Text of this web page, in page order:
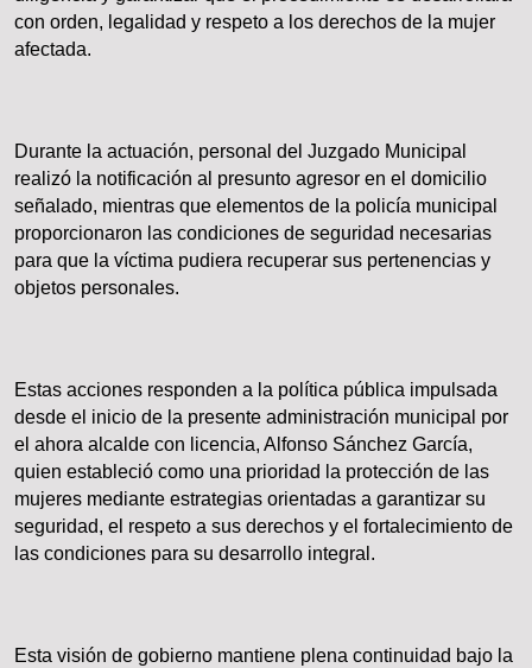
con orden, legalidad y respeto a los derechos de la mujer
afectada.
Durante la actuación, personal del Juzgado Municipal
realizó la notificación al presunto agresor en el domicilio
señalado, mientras que elementos de la policía municipal
proporcionaron las condiciones de seguridad necesarias
para que la víctima pudiera recuperar sus pertenencias y
objetos personales.
Estas acciones responden a la política pública impulsada
desde el inicio de la presente administración municipal por
el ahora alcalde con licencia, Alfonso Sánchez García,
quien estableció como una prioridad la protección de las
mujeres mediante estrategias orientadas a garantizar su
seguridad, el respeto a sus derechos y el fortalecimiento de
las condiciones para su desarrollo integral.
Esta visión de gobierno mantiene plena continuidad bajo la